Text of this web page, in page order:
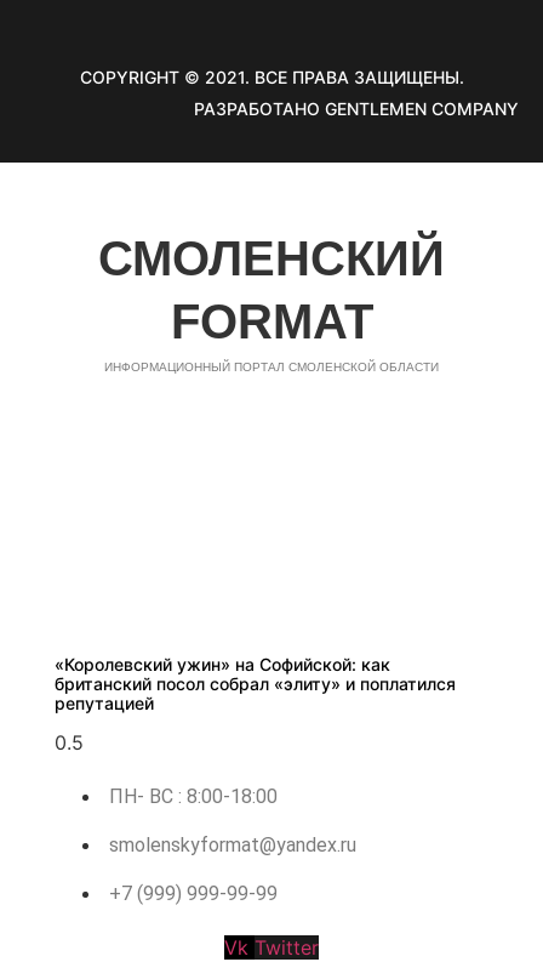
COPYRIGHT © 2021. ВСЕ ПРАВА ЗАЩИЩЕНЫ.
РАЗРАБОТАНО GENTLEMEN COMPANY
СМОЛЕНСКИЙ
FORMAT
ИНФОРМАЦИОННЫЙ ПОРТАЛ СМОЛЕНСКОЙ ОБЛАСТИ
«Королевский ужин» на Софийской: как
британский посол собрал «элиту» и поплатился
репутацией
ПН- ВС : 8:00-18:00
smolenskyformat@yandex.ru
+7 (999) 999-99-99
Vk Twitter